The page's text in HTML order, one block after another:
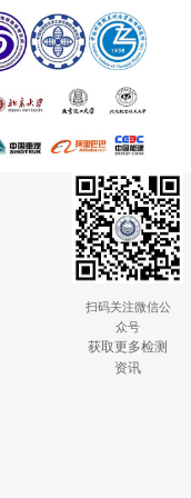
扫码关注微信公
众号
获取更多检测
资讯